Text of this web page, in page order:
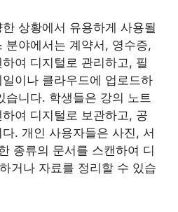
상황에서 유용하게 사용될
분야에서는 계약서, 영수증,
여 디지털로 관리하고, 필
이나 클라우드에 업로드하
습니다. 학생들은 강의 노트
여 디지털로 보관하고, 공
. 개인 사용자들은 사진, 서
종류의 문서를 스캔하여 디
거나 자료를 정리할 수 있습